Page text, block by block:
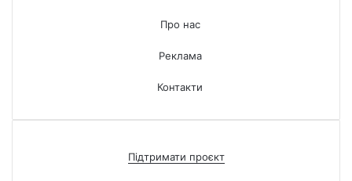
Про нас
Реклама
Контакти
Підтримати проєкт